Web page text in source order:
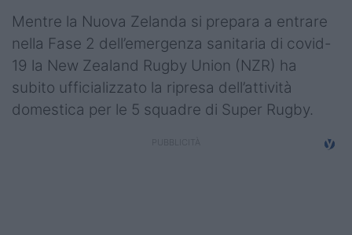
Champions Cup
Challenge Cup
World Rugby
Rugby World Cup
Mentre la Nuova Zelanda si prepara a entrare
nella Fase 2 dell’emergenza sanitaria di covid-
19 la New Zealand Rugby Union (NZR) ha
subito ufficializzato la ripresa dell’attività
domestica per le 5 squadre di Super Rugby.